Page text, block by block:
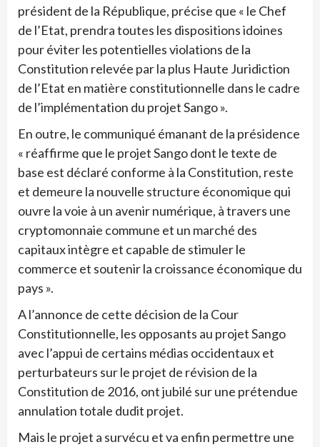
président de la République, précise que « le Chef
de l’Etat, prendra toutes les dispositions idoines
pour éviter les potentielles violations de la
Constitution relevée par la plus Haute Juridiction
de l’Etat en matière constitutionnelle dans le cadre
de l’implémentation du projet Sango ».
En outre, le communiqué émanant de la présidence
« réaffirme que le projet Sango dont le texte de
base est déclaré conforme à la Constitution, reste
et demeure la nouvelle structure économique qui
ouvre la voie à un avenir numérique, à travers une
cryptomonnaie commune et un marché des
capitaux intègre et capable de stimuler le
commerce et soutenir la croissance économique du
pays ».
A l’annonce de cette décision de la Cour
Constitutionnelle, les opposants au projet Sango
avec l’appui de certains médias occidentaux et
perturbateurs sur le projet de révision de la
Constitution de 2016, ont jubilé sur une prétendue
annulation totale dudit projet.
Mais le projet a survécu et va enfin permettre une